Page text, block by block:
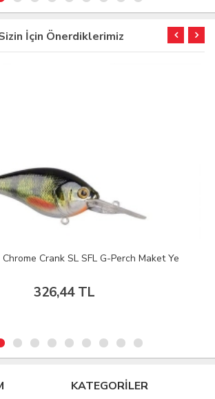
İçin Önerdiklerimiz
Chrome Crank SL SFL G-Perch Maket Ye
326,44 TL
KATEGORİLER